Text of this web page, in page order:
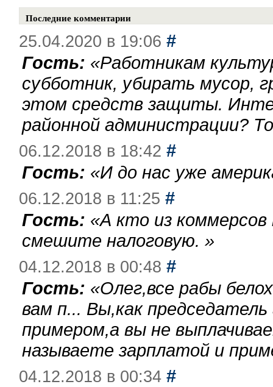
Последние комментарии
25.04.2020 в 19:06 #
Гость: «Работникам
субботник, убирать мусор,
этом средств защиты.
районной администрации?
06.12.2018 в 18:42 #
Гость: «И до нас уже
06.12.2018 в 11:25 #
Гость: «А кто из
смешите налоговую. »
04.12.2018 в 00:48 #
Гость: «Олег,все рабы
вам п... Вы,как
примером,а вы не
называете зарплатой и
04.12.2018 в 00:34 #